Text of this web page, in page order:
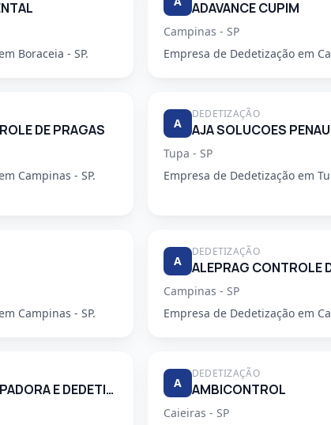
Boraceia - SP.
ADAVANCE CUPIM
Campinas - SP
Empresa de Dedetização em
DE PRAGAS
Campinas - SP.
A
DEDETIZAÇÃO
AJA SOLUCOES
Tupa - SP
Empresa de Dedetização em
Campinas - SP.
A
DEDETIZAÇÃO
Campinas - SP
Empresa de Dedetização em
ALTO ASTRAL LIMPADORA E DEDETIZADORA A
DEDETIZAÇÃO
AMBICONTROL
Caieiras - SP